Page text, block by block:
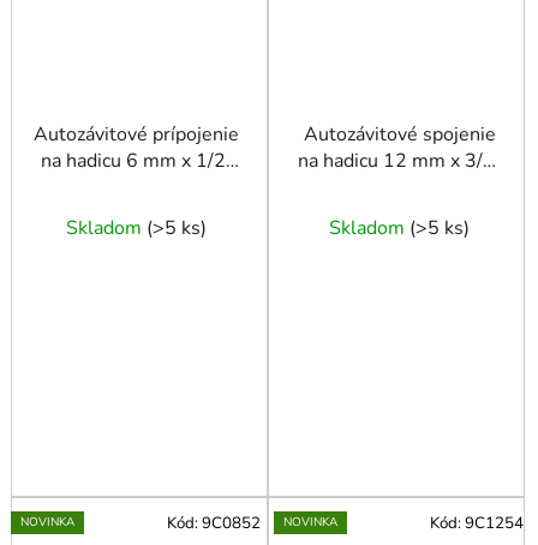
Autozávitové prípojenie
na hadicu 6 mm x 1/2"
Skladom (>5 ks)
Autozávitové spojenie
na hadicu 12 mm x 3/8"
Skladom (>5 ks)
NOVINKA Kód:9C0852 NOVINKA Kód:9C1254